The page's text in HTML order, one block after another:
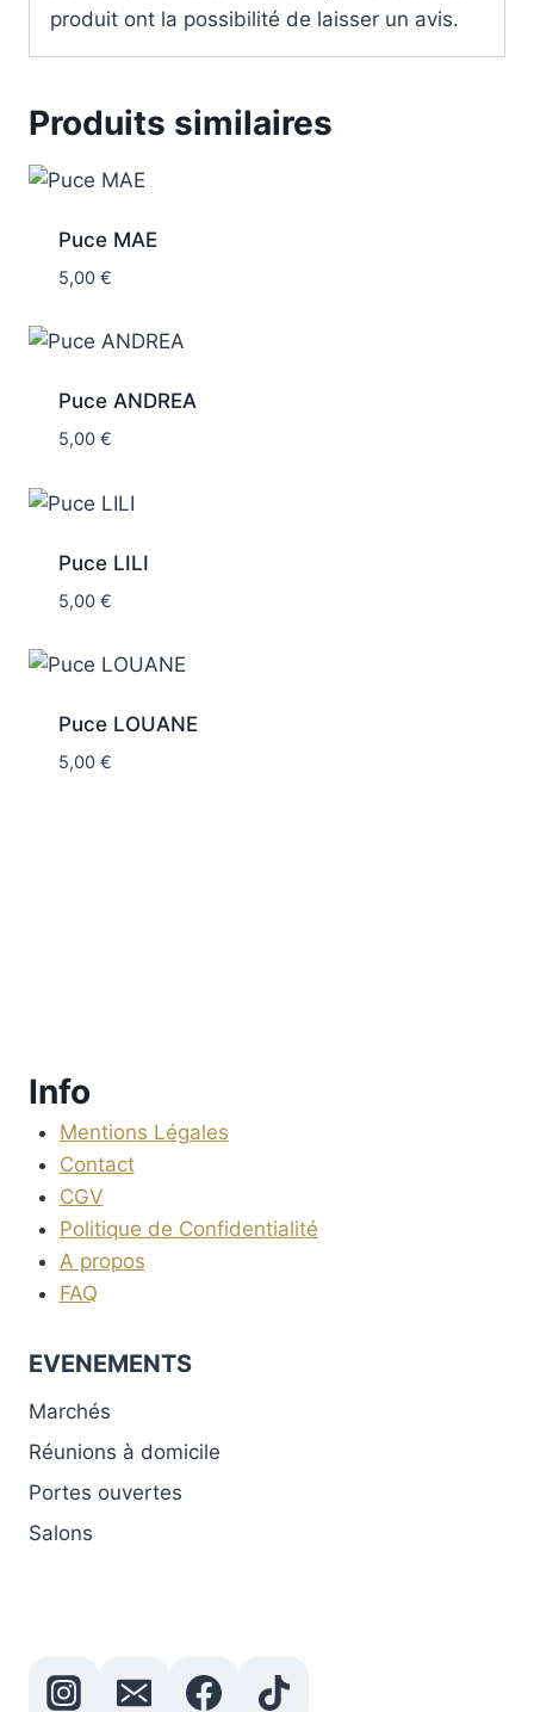
produit ont la possibilité de laisser un avis.
Produits similaires
Puce MAE
5,00 €
Puce ANDREA
5,00 €
Puce LILI
5,00 €
Puce LOUANE
5,00 €
Info
Mentions Légales
Contact
CGV
Politique de Confidentialité
A propos
FAQ
EVENEMENTS
Marchés
Réunions à domicile
Portes ouvertes
Salons